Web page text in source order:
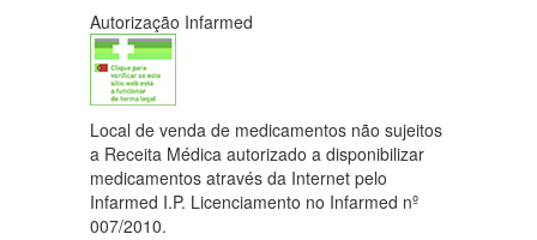
Autorização Infarmed
Local de venda de medicamentos não sujeitos
a Receita Médica autorizado a disponibilizar
medicamentos através da Internet pelo
Infarmed I.P. Licenciamento no Infarmed nº
007/2010.